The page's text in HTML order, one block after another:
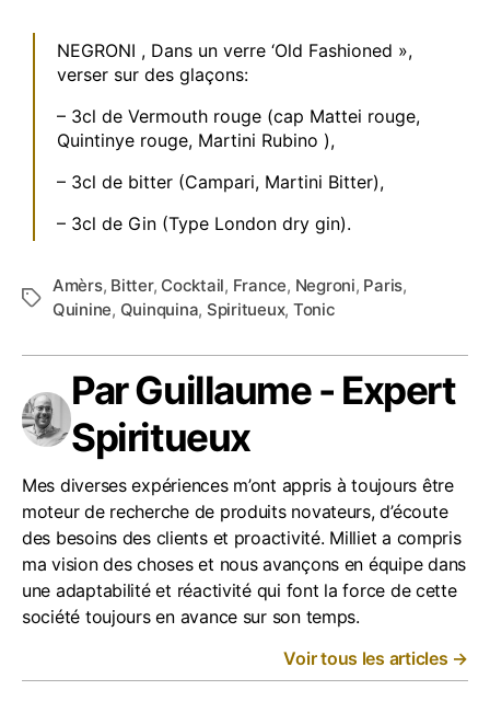
NEGRONI , Dans un verre ‘Old Fashioned »,
verser sur des glaçons:
– 3cl de Vermouth rouge (cap Mattei rouge,
Quintinye rouge, Martini Rubino ),
– 3cl de bitter (Campari, Martini Bitter),
– 3cl de Gin (Type London dry gin).
Étiquettes
Amèrs, Bitter, Cocktail, France, Negroni, Paris,
Quinine, Quinquina, Spiritueux, Tonic
Par Guillaume - Expert
Spiritueux
Mes diverses expériences m’ont appris à toujours être
moteur de recherche de produits novateurs, d’écoute
des besoins des clients et proactivité. Milliet a compris
ma vision des choses et nous avançons en équipe dans
une adaptabilité et réactivité qui font la force de cette
société toujours en avance sur son temps.
Voir tous les articles →